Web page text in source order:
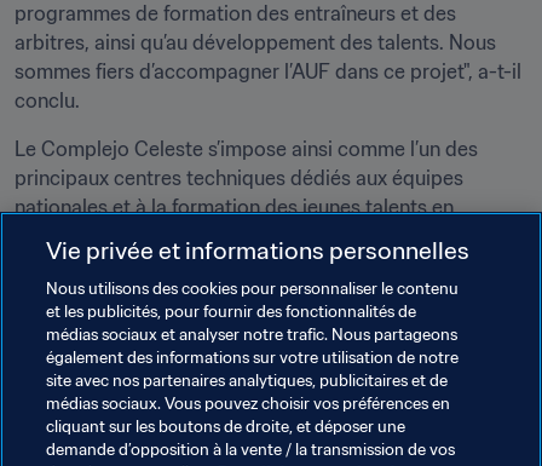
programmes de formation des entraîneurs et des
arbitres, ainsi qu’au développement des talents. Nous
sommes fiers d’accompagner l’AUF dans ce projet", a-t-il
conclu.
Le Complejo Celeste s’impose ainsi comme l’un des
principaux centres techniques dédiés aux équipes
nationales et à la formation des jeunes talents en
Amérique du Sud.
Thèmes en lien
FIFA Forward Président de la FIFA
Organisation Coupe du Monde de la FIFA 2026™
Vie privée et informations personnelles
Nous utilisons des cookies pour personnaliser le contenu
et les publicités, pour fournir des fonctionnalités de
médias sociaux et analyser notre trafic. Nous partageons
également des informations sur votre utilisation de notre
site avec nos partenaires analytiques, publicitaires et de
médias sociaux. Vous pouvez choisir vos préférences en
cliquant sur les boutons de droite, et déposer une
demande d’opposition à la vente / la transmission de vos